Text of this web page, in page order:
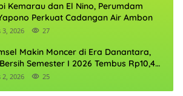
Kemarau dan El Nino, Perumdam
Perkuat Cadangan Air Ambon
3, 2026 27
Makin Moncer di Era Danantara,
Semester I 2026 Tembus Rp10,4
2, 2026 25